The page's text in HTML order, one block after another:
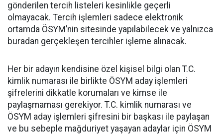
gönderilen tercih listeleri kesinlikle geçerli
olmayacak. Tercih işlemleri sadece elektronik
ortamda ÖSYM’nin sitesinde yapılabilecek ve yalnızca
buradan gerçekleşen tercihler işleme alınacak.
Her bir adayın kendisine özel kişisel bilgi olan T.C.
kimlik numarası ile birlikte ÖSYM aday işlemleri
şifrelerini dikkatle korumaları ve kimse ile
paylaşmaması gerekiyor. T.C. kimlik numarası ve
ÖSYM aday işlemleri şifresini bir başkası ile paylaşan
ve bu sebeple mağduriyet yaşayan adaylar için ÖSYM